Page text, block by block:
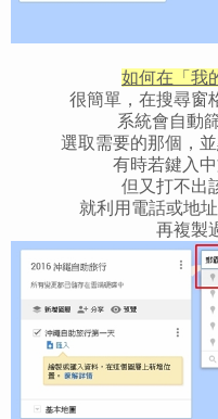
如何在「我
很簡單，在搜尋窗
系統會自動
選取需要的那個，
有時若鍵入
但又打不出
就利用電話或地
再複製